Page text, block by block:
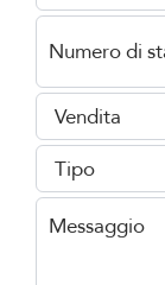
Vendita
Tipo